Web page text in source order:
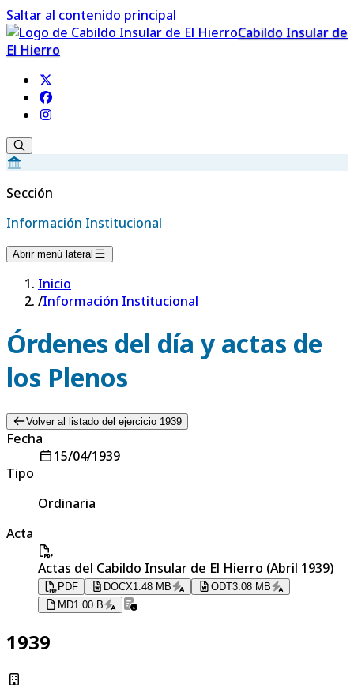
Saltar al contenido principal
Cabildo Insular de
El Hierro
Sección
Información Institucional
Abrir menú lateral
Inicio
/Información Institucional
Órdenes del día y actas de
los Plenos
Volver al listado del ejercicio 1939
Fecha
15/04/1939
Tipo
Ordinaria
Acta
Actas del Cabildo Insular de El Hierro (Abril 1939)
PDF DOCX1.48 MB ODT3.08 MB
MD1.00 B
1939